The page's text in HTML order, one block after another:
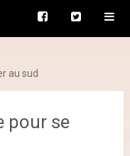
au sud
pour se